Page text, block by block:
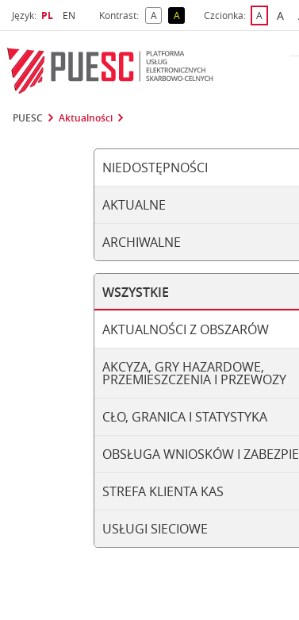
Język: Wybrany język
PL Wybierz język
EN Kontrast: Akontrast domyślny
Akontrast żółty tekst na
Czcionka: A A
PUESC Aktualności
NIEDOSTĘPNOŚCI
AKTUALNE
ARCHIWALNE
WSZYSTKIE
AKTUALNOŚCI Z OBSZARÓW
AKCYZA, GRY HAZARDOWE,
PRZEMIESZCZENIA I PRZEWOZY
CŁO, GRANICA I STATYSTYKA
OBSŁUGA WNIOSKÓW I
STREFA KLIENTA KAS
USŁUGI SIECIOWE